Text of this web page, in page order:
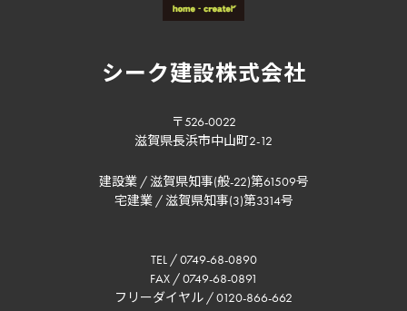
シーク建設株式会社
〒526-0022
滋賀県長浜市中山町2-12
建設業 / 滋賀県知事(般-22)第61509号
宅建業 / 滋賀県知事(3)第3314号
TEL / 0749-68-0890
FAX / 0749-68-0891
フリーダイヤル / 0120-866-662